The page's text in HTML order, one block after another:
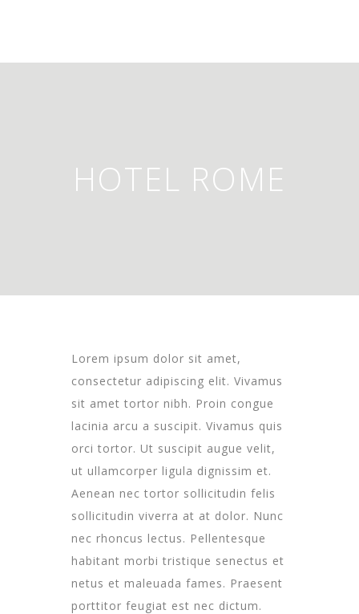
HOTEL ROME
Lorem ipsum dolor sit amet,
consectetur adipiscing elit. Vivamus
sit amet tortor nibh. Proin congue
lacinia arcu a suscipit. Vivamus quis
orci tortor. Ut suscipit augue velit,
ut ullamcorper ligula dignissim et.
Aenean nec tortor sollicitudin felis
sollicitudin viverra at at dolor. Nunc
nec rhoncus lectus. Pellentesque
habitant morbi tristique senectus et
netus et maleuada fames. Praesent
porttitor feugiat est nec dictum.